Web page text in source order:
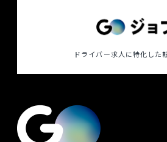
ドライバー求人に特化した